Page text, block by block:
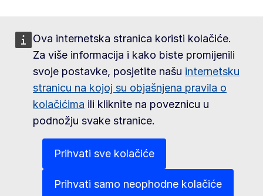
Ova internetska stranica koristi kolačiće.
Za više informacija i kako biste promijenili
svoje postavke, posjetite našu internetsku
stranicu na kojoj su objašnjena pravila o
kolačićima ili kliknite na poveznicu u
podnožju svake stranice.
Prihvati sve kolačiće
Prihvati samo neophodne kolačiće